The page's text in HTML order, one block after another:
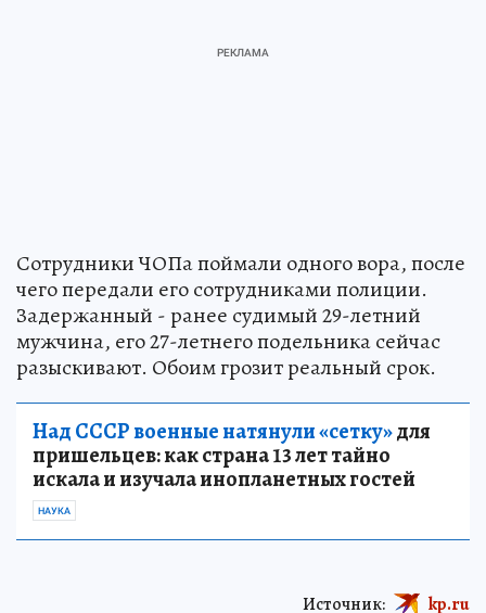
Сотрудники ЧОПа поймали одного вора, после
чего передали его сотрудниками полиции.
Задержанный - ранее судимый 29-летний
мужчина, его 27-летнего подельника сейчас
разыскивают. Обоим грозит реальный срок.
Над СССР военные натянули «сетку»для
пришельцев: как страна 13 лет тайно
искала и изучала инопланетных гостей
НАУКА
Источник: kp.ru